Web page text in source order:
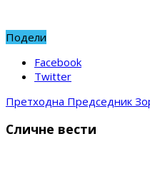
Подели
Facebook
Twitter
Претходна Председник
Сличне вести